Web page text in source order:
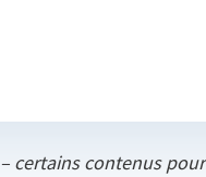
– certains contenus